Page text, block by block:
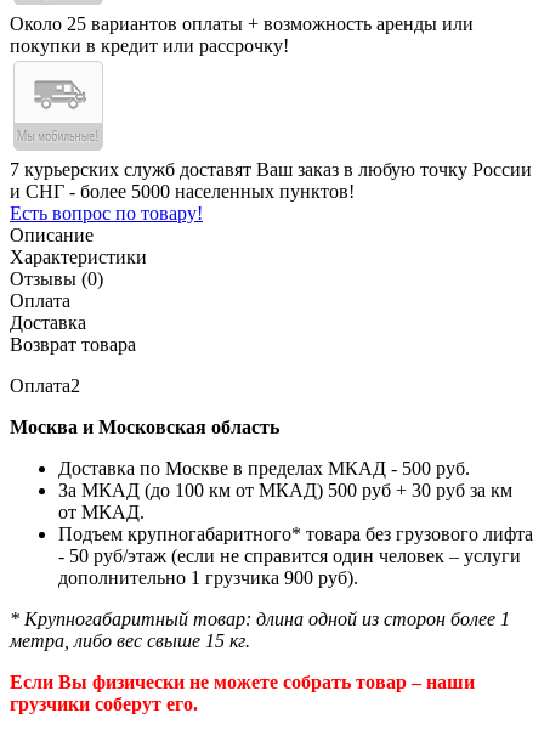
Около 25 вариантов оплаты + возможность аренды или
покупки в кредит или рассрочку!
7 курьерских служб доставят Ваш заказ в любую точку России
и СНГ - более 5000 населенных пунктов!
Есть вопрос по товару!
Описание
Характеристики
Отзывы (0)
Оплата
Доставка
Возврат товара
Оплата2
Москва и Московская область
Доставка по Москве в пределах МКАД - 500 руб.
За МКАД (до 100 км от МКАД) 500 руб + 30 руб за км
от МКАД.
Подъем крупногабаритного* товара без грузового лифта
- 50 руб/этаж (если не справится один человек – услуги
дополнительно 1 грузчика 900 руб).
* Крупногабаритный товар: длина одной из сторон более 1
метра, либо вес свыше 15 кг.
Если Вы физически не можете собрать товар – наши
грузчики соберут его.